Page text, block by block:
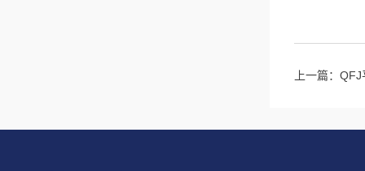
上一篇： QFJ